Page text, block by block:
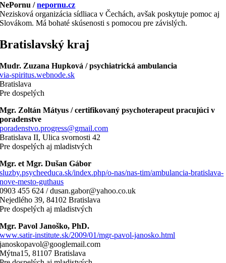
NePornu /nepornu.cz
Nezisková organizácia sídliaca v Čechách, avšak poskytuje pomoc aj
Slovákom. Má bohaté skúsenosti s pomocou pre závislých.
Bratislavský kraj
Mudr. Zuzana Hupková / psychiatrická ambulancia
via-spiritus.webnode.sk
Bratislava
Pre dospelých
Mgr. Zoltán Mátyus / certifikovaný psychoterapeut pracujúci v
poradenstve
poradenstvo.progress@gmail.com
Bratislava II, Ulica svornosti 42
Pre dospelých aj mladistvých
Mgr. et Mgr. Dušan Gábor
sluzby.psycheeduca.sk/index.php/o-nas/nas-tim/ambulancia-bratislava-
nove-mesto-guthaus
0903 455 624 / dusan.gabor@yahoo.co.uk
Nejedlého 39, 84102 Bratislava
Pre dospelých aj mladistvých
Mgr. Pavol Janoško, PhD.
www.satir-institute.sk/2009/01/mgr-pavol-janosko.html
janoskopavol@googlemail.com
Mýtna15, 81107 Bratislava